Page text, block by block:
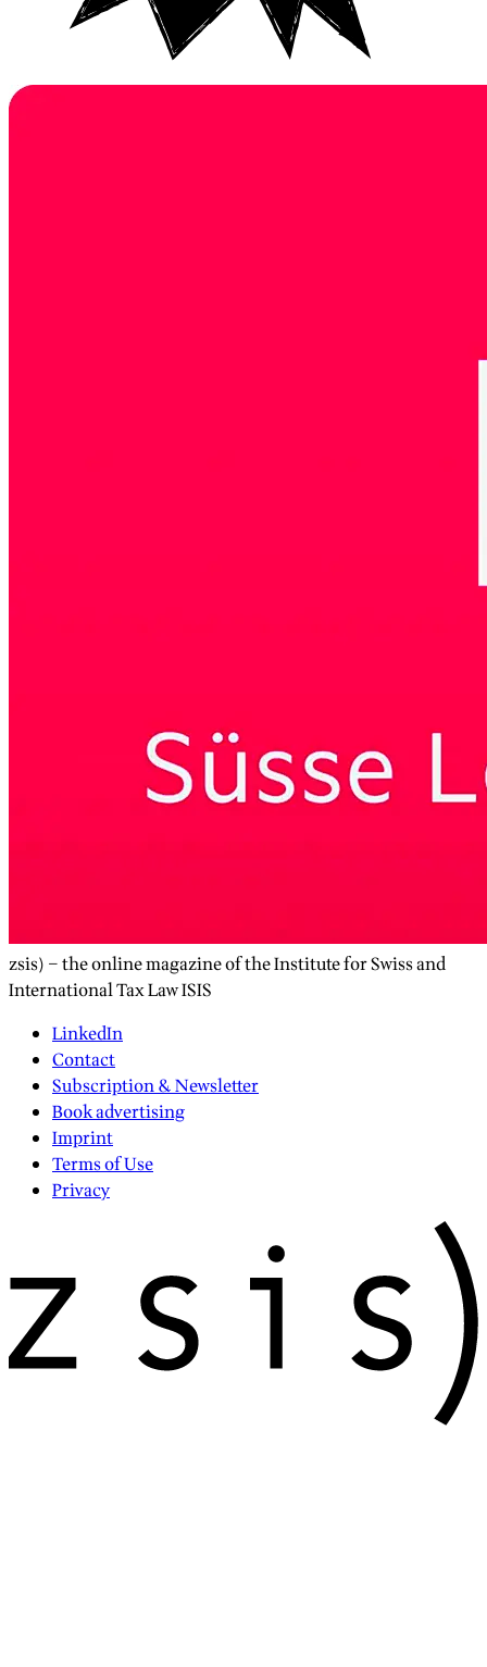
zsis) – the online magazine of the Institute for Swiss and
International Tax Law ISIS
LinkedIn
Contact
Subscription & Newsletter
Book advertising
Imprint
Terms of Use
Privacy